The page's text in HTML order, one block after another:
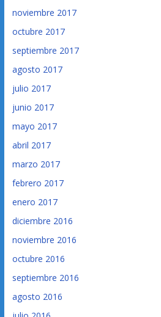
noviembre 2017
octubre 2017
septiembre 2017
agosto 2017
julio 2017
junio 2017
mayo 2017
abril 2017
marzo 2017
febrero 2017
enero 2017
diciembre 2016
noviembre 2016
octubre 2016
septiembre 2016
agosto 2016